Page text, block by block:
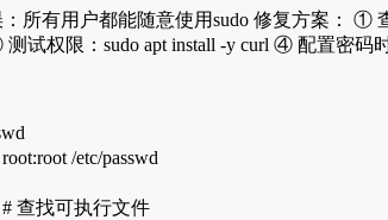
所有用户都能随意使用sudo 修复方案： ①
试权限：sudo apt install -y curl ④ 配置密码
/etc/passwd
# 查找可执行文件